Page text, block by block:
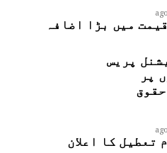
میں بڑا اضافہ
پریس
پر
تعطیل کا اعلان